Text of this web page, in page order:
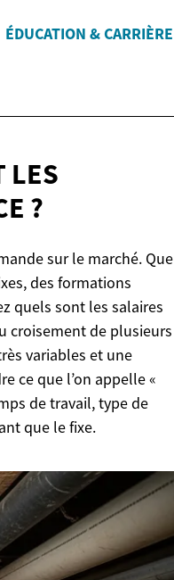
ÉDUCATION & CARRIÈRE
LES
?
sur le marché. Que
des formations
quels sont les salaires
croisement de plusieurs
variables et une
ce que l’on appelle «
de travail, type de
que le fixe.